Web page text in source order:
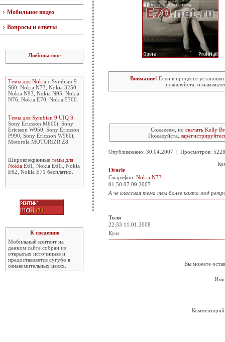
Мобильное видео
Вопросы и ответы
Любопытное
Темы для Nokia с Symbian 9
S60: Nokia N73, Nokia 3250,
Nokia N93, Nokia N95, Nokia
N76, Nokia E70, Nokia 5700.
Темы для Symbian 9 UIQ 3:
Sony Ericsson M600i, Sony
Ericsson W950, Sony Ericsson
P990, Sony Ericsson W960i,
Motorola MOTORIZR Z8.
Широкоэкранные темы для
Nokia E61, Nokia E61i, Nokia
E62, Nokia E71 бесплатно.
К сведению
Мобильный контент на
данном сайте собран из
открытых источников и
предоставляется сугубо в
ознакомительных целях.
Внимание! Если в процессе
пожалуйста,
Сожалеем, но скачать Kelly
Пожалуйста,
Опубликовано: 30.04.2007 | Просмотров:
Oracle
Смартфон: Nokia N73
01:50 07.09.2007
А че классная тема тем более както под
Толя
22:33 11.01.2008
Кулл
Вы можете